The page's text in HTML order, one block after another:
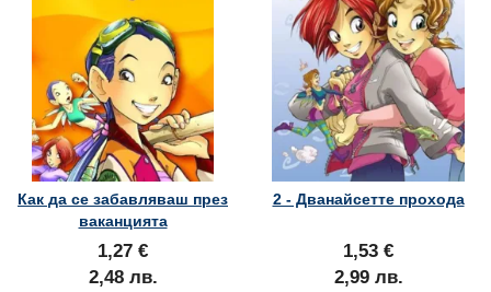
Как да се забавляваш през
ваканцията
1,27 €
2,48 лв.
2 - Дванайсетте прохода
1,53 €
2,99 лв.